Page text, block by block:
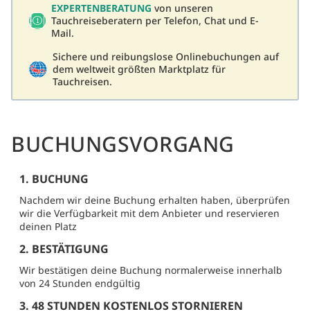
EXPERTENBERATUNG von unseren
Tauchreiseberatern per Telefon, Chat und E-
Mail.
Sichere und reibungslose Onlinebuchungen auf
dem weltweit größten Marktplatz für
Tauchreisen.
BUCHUNGSVORGANG
1. BUCHUNG
Nachdem wir deine Buchung erhalten haben, überprüfen
wir die Verfügbarkeit mit dem Anbieter und reservieren
deinen Platz
2. BESTÄTIGUNG
Wir bestätigen deine Buchung normalerweise innerhalb
von 24 Stunden endgültig
3. 48 STUNDEN KOSTENLOS STORNIEREN